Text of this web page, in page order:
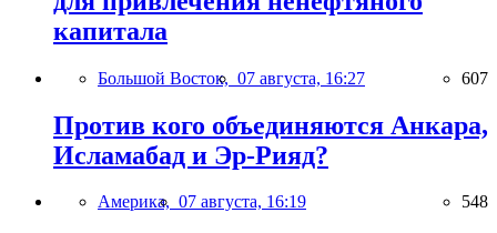
капитала
Большой Восток, 07 августа, 16:27 607
Против кого объединяются Анкара,
Исламабад и Эр-Рияд?
Америка, 07 августа, 16:19 548